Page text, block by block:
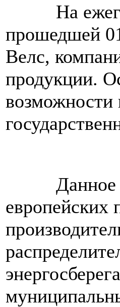
На
прошедшей
Велс,
продукции.
возможности
Данное
европейских